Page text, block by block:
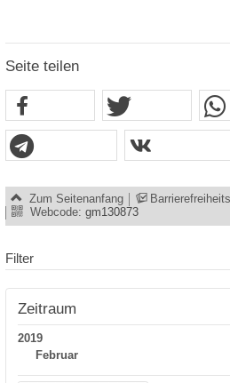
Seite teilen
Zum Seitenanfang
Webcode: gm130873
Filter
Zeitraum
2019
Februar